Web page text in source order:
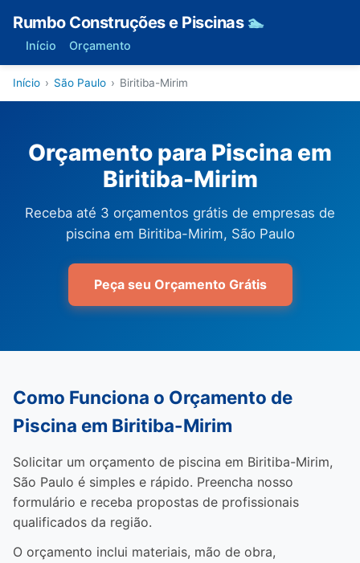
Rumbo Construções e Piscinas 🏊
Início Orçamento
Início › São Paulo › Biritiba-Mirim
Orçamento para Piscina em
Biritiba-Mirim
Receba até 3 orçamentos grátis de empresas de
piscina em Biritiba-Mirim, São Paulo
Peça seu Orçamento Grátis
Como Funciona o Orçamento de
Piscina em Biritiba-Mirim
Solicitar um orçamento de piscina em Biritiba-Mirim,
São Paulo é simples e rápido. Preencha nosso
formulário e receba propostas de profissionais
qualificados da região.
O orçamento inclui materiais, mão de obra,